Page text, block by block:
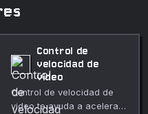
Control de
velocidad de
video
Control de velocidad de
video te ayuda a acelerar